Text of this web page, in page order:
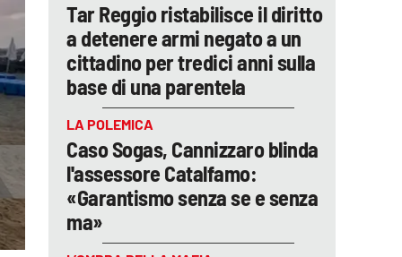
Tar Reggio ristabilisce il diritto
a detenere armi negato a un
cittadino per tredici anni sulla
base di una parentela
LA POLEMICA
Caso Sogas, Cannizzaro blinda
l'assessore Catalfamo:
«Garantismo senza se e senza
ma»